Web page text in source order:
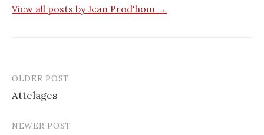
View all posts by Jean Prod'hom →
Post
navigation
OLDER POST
Attelages
NEWER POST